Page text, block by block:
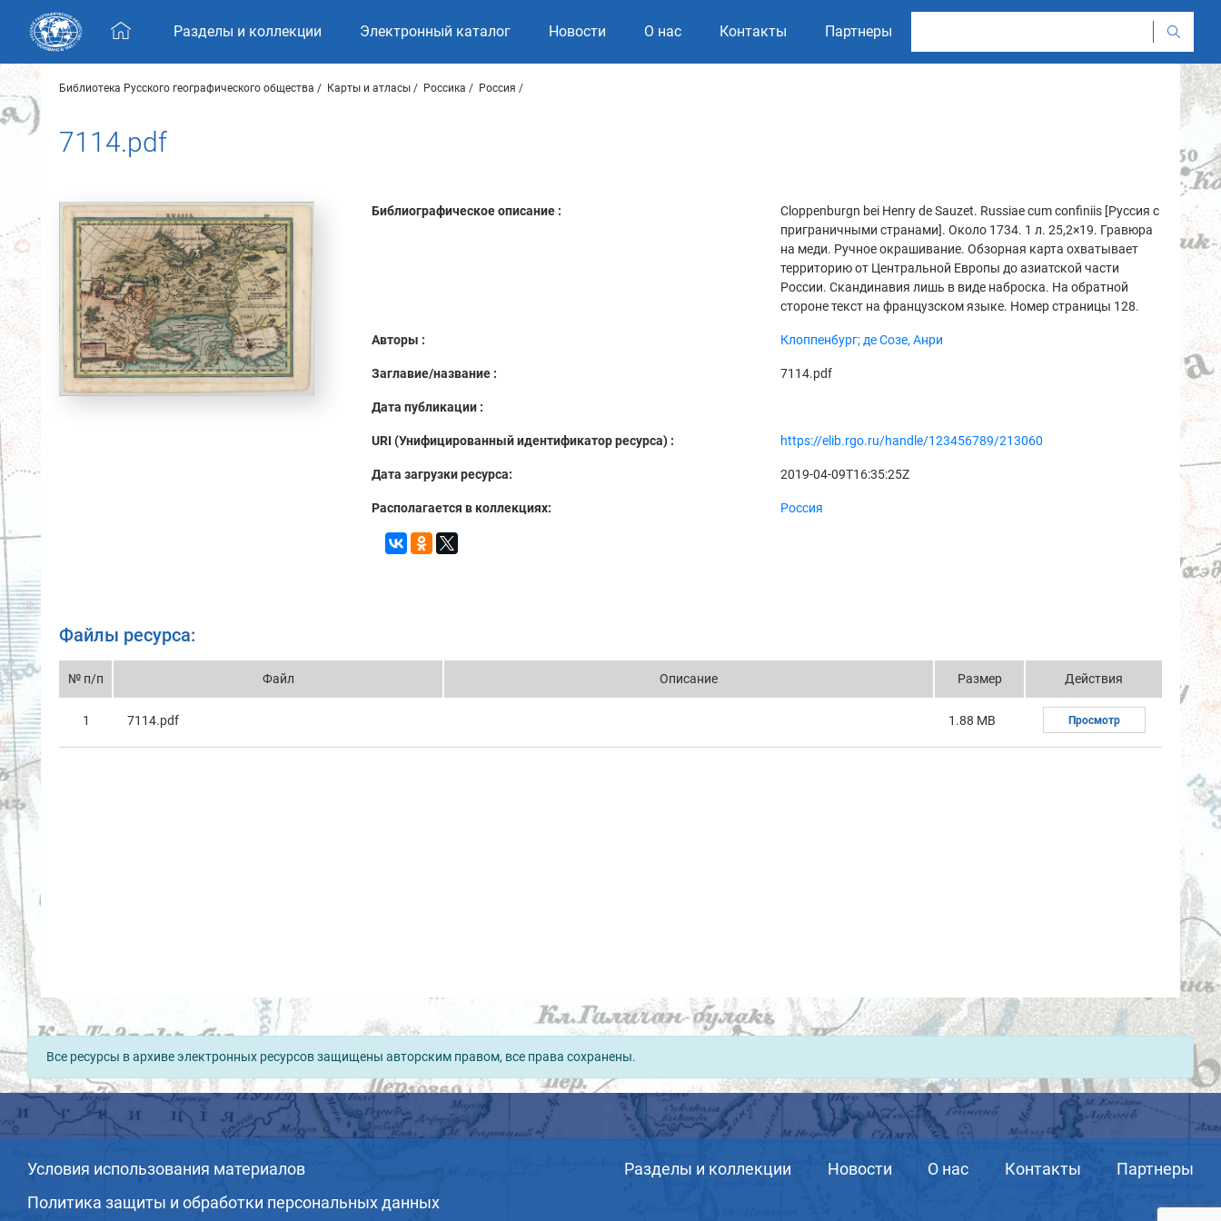
Skip navigation
Разделы и коллекции Электронный каталог Новости О нас Контакты Партнеры
Библиотека Русского географического общества Карты и атласы Россика Россия
7114.pdf
Библиографическое описание :
Cloppenburgn bei Henry de Sauzet. Russiae cum confiniis [Руссия с
приграничными странами]. Около 1734. 1 л. 25,2×19. Гравюра
на меди. Ручное окрашивание. Обзорная карта охватывает
территорию от Центральной Европы до азиатской части
России. Скандинавия лишь в виде наброска. На обратной
стороне текст на французском языке. Номер страницы 128.
Авторы : Клоппенбург; де Созе, Анри
Заглавие/название : 7114.pdf
Дата публикации :
URI (Унифицированный идентификатор ресурса) : https://elib.rgo.ru/handle/123456789/213060
Дата загрузки ресурса: 2019-04-09T16:35:25Z
Располагается в коллекциях: Россия
Файлы ресурса:
№ п/п Файл Описание Размер Действия
1 7114.pdf 1.88 MB Просмотр
Все ресурсы в архиве электронных ресурсов защищены авторским правом, все права сохранены.
Условия использования материалов
Политика защиты и обработки персональных данных
Разделы и коллекции Новости О нас Контакты Партнеры